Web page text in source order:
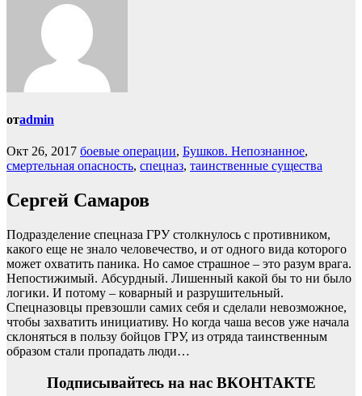
отadmin
Окт 26, 2017 боевые операции, Бушков. Непознанное,
смертельная опасность, спецназ, таинственные существа
Сергей Самаров
Подразделение спецназа ГРУ столкнулось с противником,
какого еще не знало человечество, и от одного вида которого
может охватить паника. Но самое страшное – это разум врага.
Непостижимый. Абсурдный. Лишенный какой бы то ни было
логики. И потому – коварный и разрушительный.
Спецназовцы превзошли самих себя и сделали невозможное,
чтобы захватить инициативу. Но когда чаша весов уже начала
склоняться в пользу бойцов ГРУ, из отряда таинственным
образом стали пропадать люди…
Подписывайтесь на нас ВКОНТАКТЕ